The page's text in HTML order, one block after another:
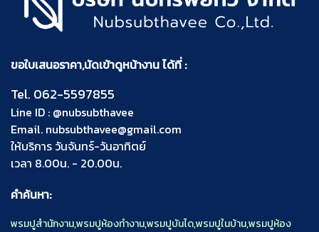
ขอใบเสนอราคา,นัดเข้าดูหน้างาน ได้ที่ :
Tel. 062-5597855
Line ID : @nubsubthavee
Email. nubsubthavee@gmail.com
ให้บริการ วันจันทร์-วันอาทิตย์
เวลา 8.00น. - 20.00น.
คำค้นหา:
พรมปูสำนักงาน,พรมปูห้องทำงาน,พรมปูบันได,พรมปูในบ้าน,พรมปูห้อง